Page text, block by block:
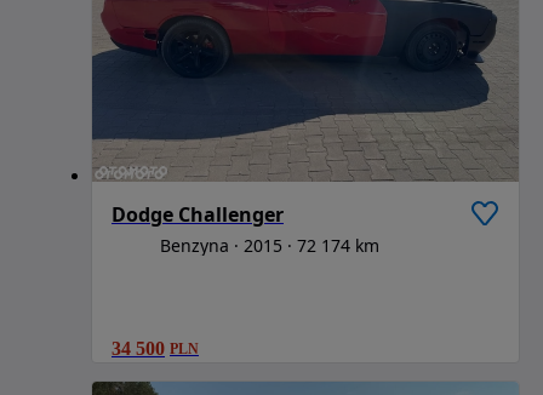
Dodge Challenger
Benzyna 2015 72 174 km
34 500 PLN